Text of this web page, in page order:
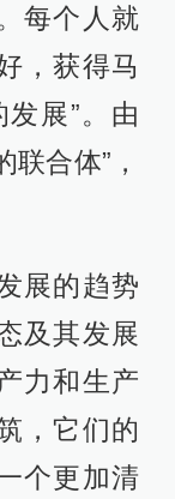
每个人就
，获得马
展”。由
合体”，
展的趋势
及其发展
力和生产
，它们的
个更加清